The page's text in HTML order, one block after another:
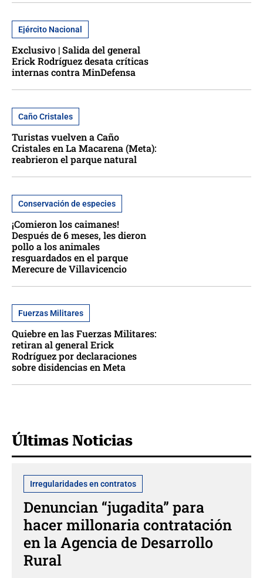
Ejército Nacional
Exclusivo | Salida del general
Erick Rodríguez desata críticas
internas contra MinDefensa
Caño Cristales
Turistas vuelven a Caño
Cristales en La Macarena (Meta):
reabrieron el parque natural
Conservación de especies
¡Comieron los caimanes!
Después de 6 meses, les dieron
pollo a los animales
resguardados en el parque
Merecure de Villavicencio
Fuerzas Militares
Quiebre en las Fuerzas Militares:
retiran al general Erick
Rodríguez por declaraciones
sobre disidencias en Meta
Últimas Noticias
Irregularidades en contratos
Denuncian “jugadita” para
hacer millonaria contratación
en la Agencia de Desarrollo
Rural